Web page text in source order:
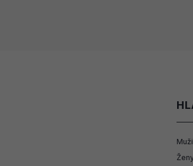
Muži